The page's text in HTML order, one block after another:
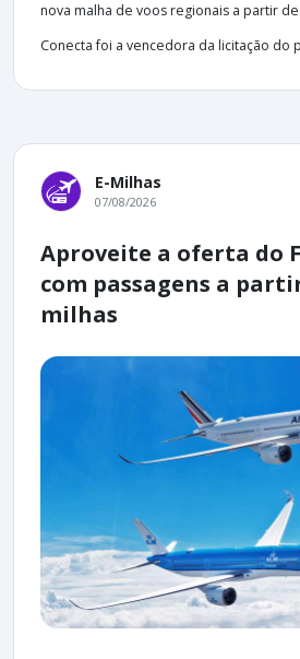
nova malha de voos regionais a partir
Conecta foi a vencedora da licitação do
E-Milhas
07/08/2026
Aproveite a oferta do
com passagens a
milhas